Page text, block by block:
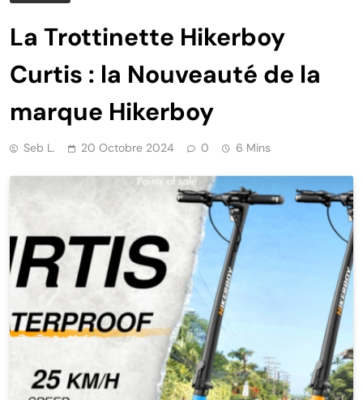
La Trottinette Hikerboy
Curtis : la Nouveauté de la
marque Hikerboy
Seb L. 20 Octobre 2024 0 6 Mins